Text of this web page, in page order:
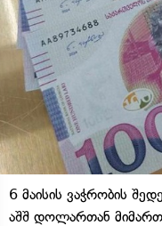
6 მაისის ვაჭრობის
აშშ დოლართან